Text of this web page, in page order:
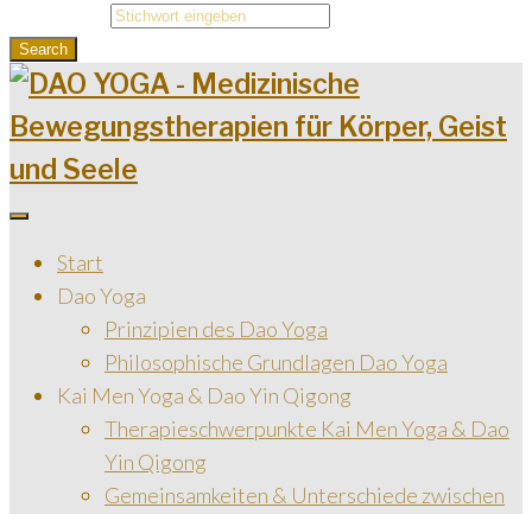
Search
Start
Dao Yoga
Prinzipien des Dao Yoga
Philosophische Grundlagen Dao Yoga
Kai Men Yoga & Dao Yin Qigong
Therapieschwerpunkte Kai Men Yoga & Dao
Yin Qigong
Gemeinsamkeiten & Unterschiede zwischen